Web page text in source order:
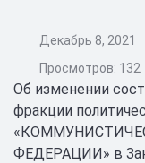
Декабрь 8, 2021
Просмотров: 132
Об изменении
фракции
ФЕДЕРАЦИИ» в